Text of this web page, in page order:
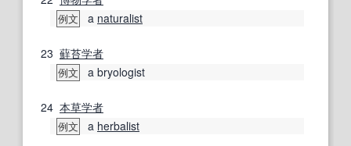
例文 a naturalist
23 蘚苔学者
例文 a bryologist
24 本草学者
例文 a herbalist